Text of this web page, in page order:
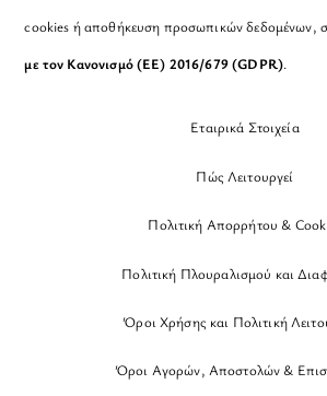
cookies ή αποθήκευση προσωπικών δεδομένων,
με τον Κανονισμό (ΕΕ) 2016/679 (GDPR).
Εταιρικά Στοιχεία
Πώς Λειτουργεί
Πολιτική Απορρήτου &
Πολιτική Πλουραλισμού και
Όροι Χρήσης και Πολιτική
Όροι Αγορών, Αποστολών &